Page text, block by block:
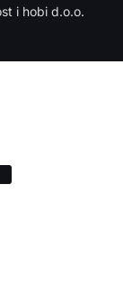
i hobi d.o.o.